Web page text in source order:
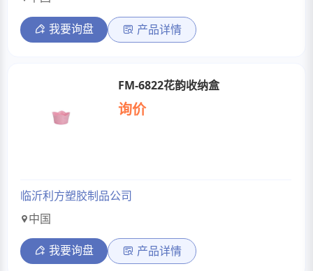
我要询盘 产品详情
FM-6822花韵收纳盒
询价
临沂利方塑胶制品公司
中国
我要询盘 产品详情